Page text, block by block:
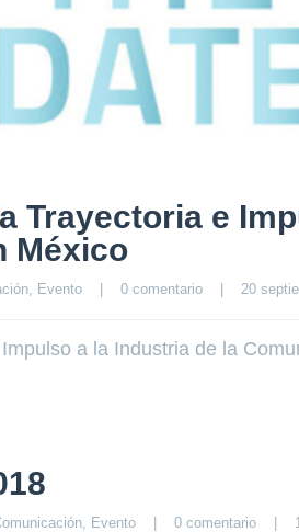
Trayectoria e
México
Evento 0 comentario 20
a la Industria de la
Evento 0 comentario